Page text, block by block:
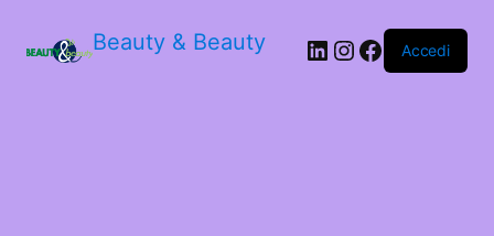
Beauty & Beauty LinkedIn
Instagram
Facebook
Accedi